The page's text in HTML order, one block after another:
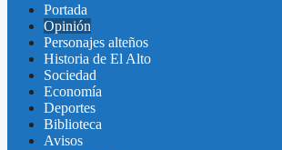
Portada
Opinión
Personajes alteños
Historia de El Alto
Sociedad
Economía
Deportes
Biblioteca
Avisos